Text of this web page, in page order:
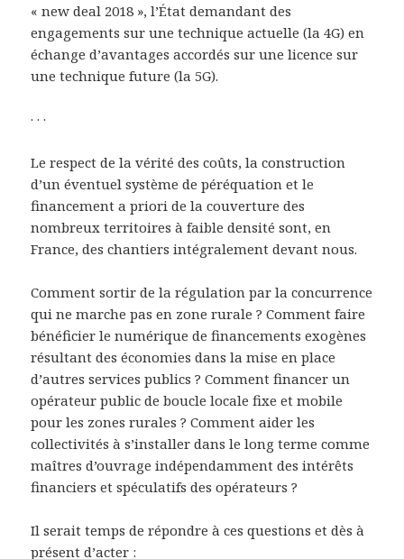
« new deal 2018 », l’État demandant des
engagements sur une technique actuelle (la 4G) en
échange d’avantages accordés sur une licence sur
une technique future (la 5G).
· · ·
Le respect de la vérité des coûts, la construction
d’un éventuel système de péréquation et le
financement a priori de la couverture des
nombreux territoires à faible densité sont, en
France, des chantiers intégralement devant nous.
Comment sortir de la régulation par la concurrence
qui ne marche pas en zone rurale ? Comment faire
bénéficier le numérique de financements exogènes
résultant des économies dans la mise en place
d’autres services publics ? Comment financer un
opérateur public de boucle locale fixe et mobile
pour les zones rurales ? Comment aider les
collectivités à s’installer dans le long terme comme
maîtres d’ouvrage indépendamment des intérêts
financiers et spéculatifs des opérateurs ?
Il serait temps de répondre à ces questions et dès à
présent d’acter :